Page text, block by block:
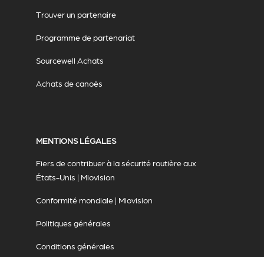
Trouver un partenaire
Programme de partenariat
Sourcewell Achats
Achats de canoës
MENTIONS LÉGALES
Fiers de contribuer à la sécurité routière aux
États-Unis | Miovision
Conformité mondiale | Miovision
Politiques générales
Conditions générales